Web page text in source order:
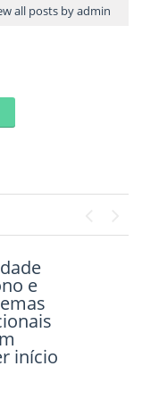
all posts by admin
e
início
à
do